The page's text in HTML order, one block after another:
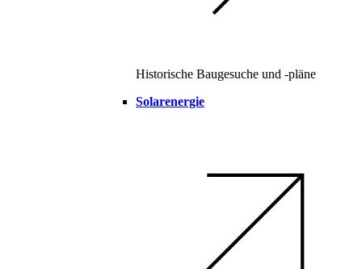
Historische Baugesuche und -pläne
Solarenergie